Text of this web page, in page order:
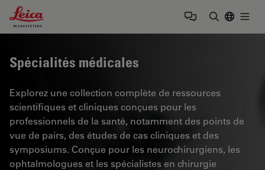
Leica Microsystems Logo
Spécialités médicales
Explorez une collection complète de ressources
scientifiques et cliniques conçues pour les
professionnels de la santé, notamment des points de
vue de pairs, des études de cas cliniques et des
symposiums. Conçue pour les neurochirurgiens, les
ophtalmologues et les spécialistes en chirurgie